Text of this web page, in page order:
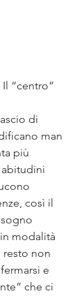
di
man
più
così il
modalità
non
e
che ci